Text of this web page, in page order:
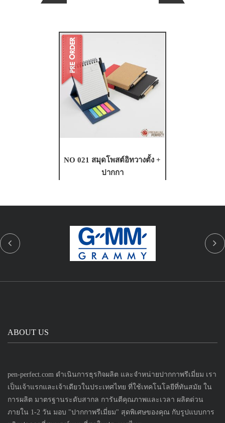
NO 021 สมุดโพสต์อิทวางตั้ง +
ปากกา
ABOUT US
pen-perfect.com ดำเนินการธุรกิจผลิต และจำหน่ายปากกาพรีเมี่ยม เรา
เป็นเจ้าแรกและเจ้าเดียวในประเทศไทย ที่ใช้เทคโนโลยีที่ทันสมัย ใน
การผลิต มาตรฐานระดับสากล การันตีคุณภาพและเวลา ผลิตด่วน
ภายใน 1-2 วัน มอบ "ปากกาพรีเมี่ยม" สุดพิเศษของคุณ กับรูปแบบการ